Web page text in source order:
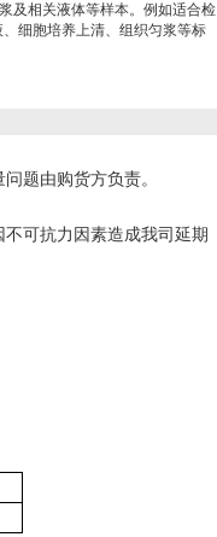
及相关液体等样本。例如适合检
细胞培养上清、组织匀浆等标
题由购货方负责。
可抗力因素造成我司延期